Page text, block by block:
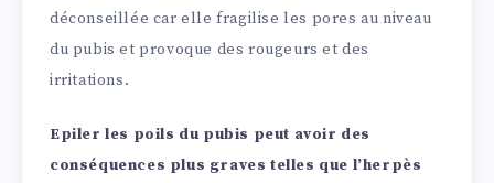
déconseillée car elle fragilise les pores au niveau
du pubis et provoque des rougeurs et des
irritations.
Epiler les poils du pubis peut avoir des
conséquences plus graves telles que l’herpès